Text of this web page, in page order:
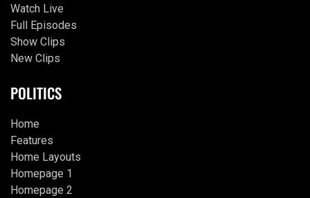
Watch Live
Full Episodes
Show Clips
New Clips
POLITICS
Home
Features
Home Layouts
Homepage 1
Homepage 2